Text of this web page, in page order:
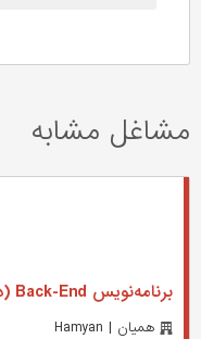
مشاغل مشابه
برنامه‌نویس Back-End (دورکاری)
همیان | Hamyan